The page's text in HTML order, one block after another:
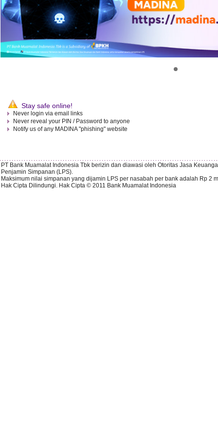
Stay safe online!
Never login via email links
Never reveal your PIN / Password to anyone
Notify us of any MADINA "phishing" website
PT Bank Muamalat Indonesia Tbk berizin dan diawasi oleh Otoritas Jasa
Penjamin Simpanan (LPS).
Maksimum nilai simpanan yang dijamin LPS per nasabah per bank adalah Rp 2
Hak Cipta Dilindungi. Hak Cipta © 2011 Bank Muamalat Indonesia